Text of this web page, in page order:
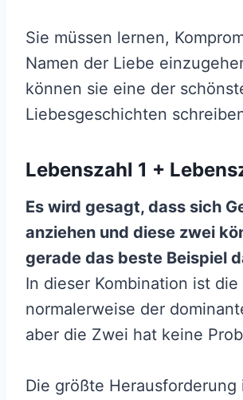
Sie müssen lernen,
Namen der Liebe
können sie eine der
Liebesgeschichten
Lebenszahl 1 +
Es wird gesagt, dass sich
anziehen und diese zwei
gerade das beste Beispiel
In dieser Kombination ist die
normalerweise der
aber die Zwei hat keine
Die größte Herausforderung